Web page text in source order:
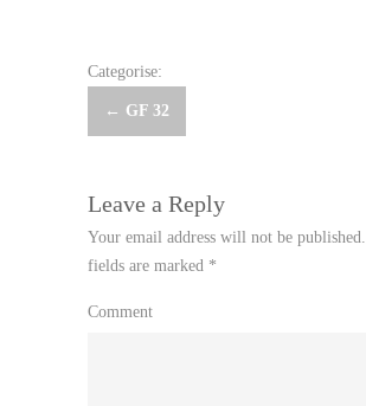
Categorise:
Post
← GF 32
Leave a Reply
Your email address will not be published.
fields are marked *
Comment